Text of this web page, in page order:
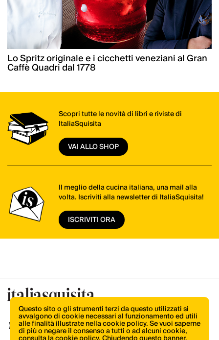
Lo Spritz originale e i cicchetti veneziani al Gran
Caffè Quadri dal 1778
Scopri tutte le novità di libri e riviste di
ItaliaSquisita
VAI ALLO SHOP
Il meglio della cucina italiana, una mail alla
volta. Iscriviti alla newsletter di ItaliaSquisita!
ISCRIVITI ORA
Questo sito o gli strumenti terzi da questo utilizzati si
avvalgono di cookie necessari al funzionamento ed utili
alle finalità illustrate nella cookie policy. Se vuoi saperne
di più o negare il consenso a tutti o ad alcuni cookie,